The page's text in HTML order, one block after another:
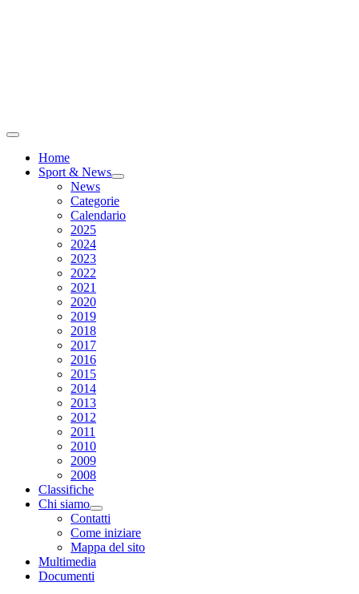
Home
Sport & News
News
Categorie
Calendario
2025
2024
2023
2022
2021
2020
2019
2018
2017
2016
2015
2014
2013
2012
2011
2010
2009
2008
Classifiche
Chi siamo
Contatti
Come iniziare
Mappa del sito
Multimedia
Documenti